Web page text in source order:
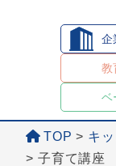
企
教
ベ
TOP > キ
>子育て講座